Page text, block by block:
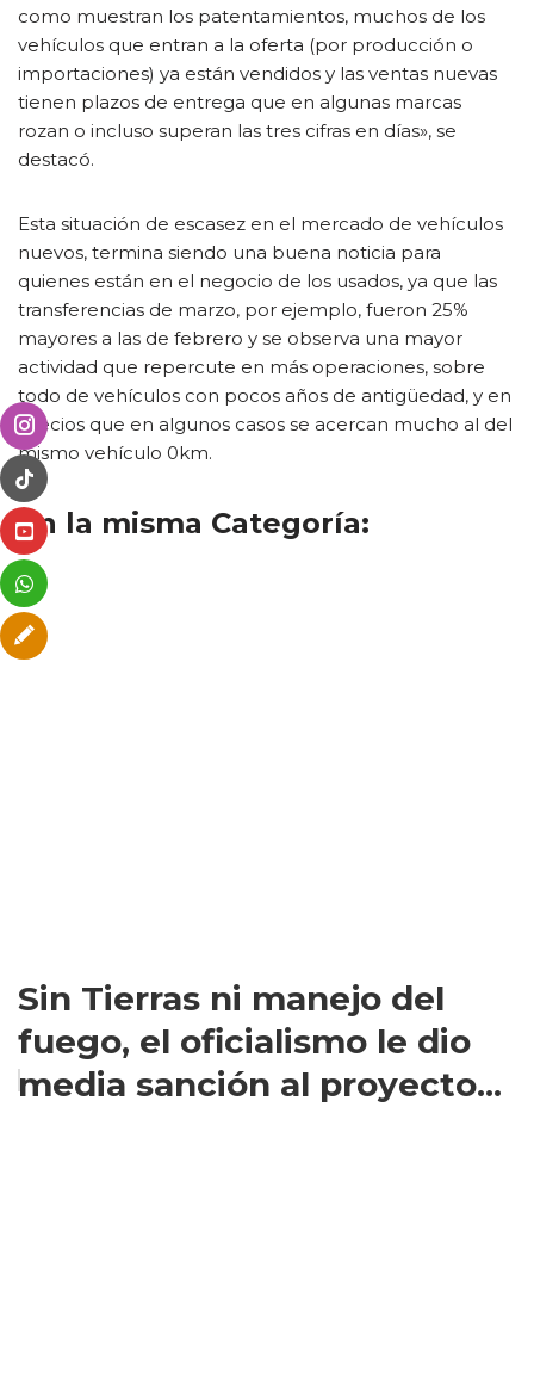
como muestran los patentamientos, muchos de los
vehículos que entran a la oferta (por producción o
importaciones) ya están vendidos y las ventas nuevas
tienen plazos de entrega que en algunas marcas
rozan o incluso superan las tres cifras en días», se
destacó.
Esta situación de escasez en el mercado de vehículos
nuevos, termina siendo una buena noticia para
quienes están en el negocio de los usados, ya que las
transferencias de marzo, por ejemplo, fueron 25%
mayores a las de febrero y se observa una mayor
actividad que repercute en más operaciones, sobre
todo de vehículos con pocos años de antigüedad, y en
precios que en algunos casos se acercan mucho al del
mismo vehículo 0km.
En la misma Categoría:
Sin Tierras ni manejo del
fuego, el oficialismo le dio
media sanción al proyecto...